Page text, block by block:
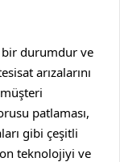
bir durumdur ve
arızalarını
patlaması,
gibi çeşitli
teknolojiyi ve